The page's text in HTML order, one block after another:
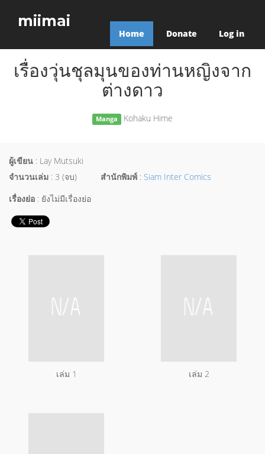
miimai
Home Donate Log in
เรื่องวุ่นชุลมุนของท่านหญิงจาก
ต่างดาว
Manga Kohaku Hime
ผู้เขียน : Lay Mutsuki
จำนวนเล่ม : 3 (จบ) สำนักพิมพ์ : Siam Inter Comics
เรื่องย่อ : ยังไม่มีเรื่องย่อ
เล่ม 1 เล่ม 2